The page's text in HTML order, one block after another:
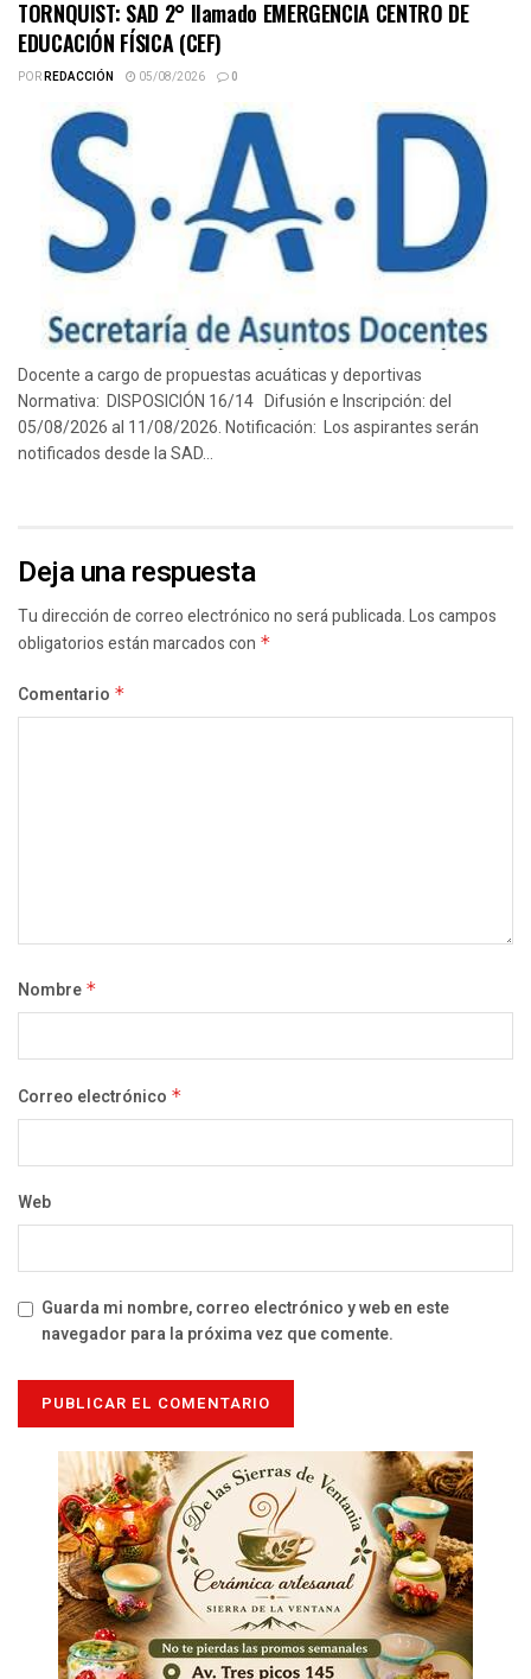
TORNQUIST: SAD 2° llamado EMERGENCIA CENTRO DE
EDUCACIÓN FÍSICA (CEF)
PORREDACCIÓN 05/08/2026 0
Docente a cargo de propuestas acuáticas y deportivas
Normativa: DISPOSICIÓN 16/14 Difusión e Inscripción: del
05/08/2026 al 11/08/2026. Notificación: Los aspirantes serán
notificados desde la SAD...
Deja una respuesta
Tu dirección de correo electrónico no será publicada.Los campos
obligatorios están marcados con *
Comentario *
Nombre *
Correo electrónico *
Web
Guarda mi nombre, correo electrónico y web en este
navegador para la próxima vez que comente.